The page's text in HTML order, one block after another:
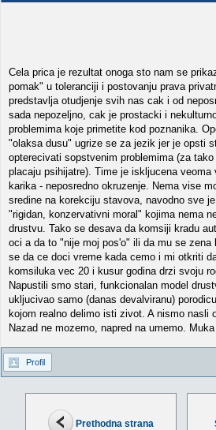
Prethodna strana
Cela prica je rezultat onoga sto nam se
pomak" u toleranciji i postovanju prava
predstavlja otudjenje svih nas cak i od
sada nepozeljno, cak je prostacki i
problemima koje primetite kod poznanika.
"olaksa dusu" ugrize se za jezik jer je opsti
opterecivati sopstvenim problemima (za
placaju psihijatre). Time je iskljucena veoma
karika - neposredno okruzenje. Nema vise
sredine na korekciju stavova, navodno sve
"rigidan, konzervativni moral" kojima nema
drustvu. Tako se desava da komsiji kradu
oci a da to "nije moj pos'o" ili da mu se zena
se da ce doci vreme kada cemo i mi otkriti
komsiluka vec 20 i kusur godina drzi svoju
Napustili smo stari, funkcionalan model
ukljucivao samo (danas devalviranu)
kojom realno delimo isti zivot. A nismo nasli
Nazad ne mozemo, napred na umemo.
Profil